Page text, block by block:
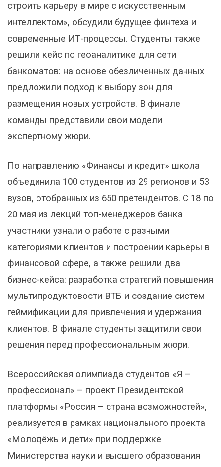
строить карьеру в мире с искусственным
интеллектом», обсудили будущее финтеха и
современные ИТ-процессы. Студенты также
решили кейс по геоаналитике для сети
банкоматов: на основе обезличенных данных
предложили подход к выбору зон для
размещения новых устройств. В финале
команды представили свои модели
экспертному жюри.
По направлению «Финансы и кредит» школа
объединила 100 студентов из 29 регионов и 53
вузов, отобранных из 650 претендентов. С 18 по
20 мая из лекций топ-менеджеров банка
участники узнали о работе с разными
категориями клиентов и построении карьеры в
финансовой сфере, а также решили два
бизнес-кейса: разработка стратегий повышения
мультипродуктовости ВТБ и создание систем
геймификации для привлечения и удержания
клиентов. В финале студенты защитили свои
решения перед профессиональным жюри.
Всероссийская олимпиада студентов «Я –
профессионал» – проект Президентской
платформы «Россия – страна возможностей»,
реализуется в рамках национального проекта
«Молодёжь и дети» при поддержке
Министерства науки и высшего образования